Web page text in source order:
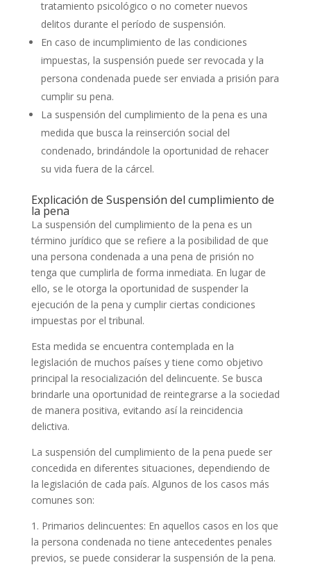
tratamiento psicológico o no cometer nuevos
delitos durante el período de suspensión.
En caso de incumplimiento de las condiciones
impuestas, la suspensión puede ser revocada y la
persona condenada puede ser enviada a prisión para
cumplir su pena.
La suspensión del cumplimiento de la pena es una
medida que busca la reinserción social del
condenado, brindándole la oportunidad de rehacer
su vida fuera de la cárcel.
Explicación de Suspensión del cumplimiento de
la pena
La suspensión del cumplimiento de la pena es un
término jurídico que se refiere a la posibilidad de que
una persona condenada a una pena de prisión no
tenga que cumplirla de forma inmediata. En lugar de
ello, se le otorga la oportunidad de suspender la
ejecución de la pena y cumplir ciertas condiciones
impuestas por el tribunal.
Esta medida se encuentra contemplada en la
legislación de muchos países y tiene como objetivo
principal la resocialización del delincuente. Se busca
brindarle una oportunidad de reintegrarse a la sociedad
de manera positiva, evitando así la reincidencia
delictiva.
La suspensión del cumplimiento de la pena puede ser
concedida en diferentes situaciones, dependiendo de
la legislación de cada país. Algunos de los casos más
comunes son:
1. Primarios delincuentes: En aquellos casos en los que
la persona condenada no tiene antecedentes penales
previos, se puede considerar la suspensión de la pena.